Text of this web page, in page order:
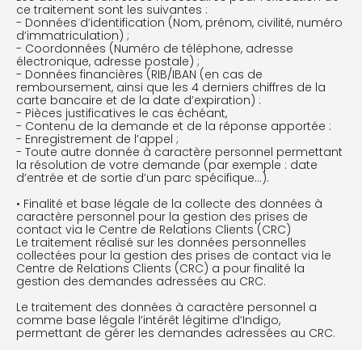
ce traitement sont les suivantes :
- Données d’identification (Nom, prénom, civilité, numéro
d’immatriculation) ;
- Coordonnées (Numéro de téléphone, adresse
électronique, adresse postale) ;
- Données financières (RIB/IBAN (en cas de
remboursement, ainsi que les 4 derniers chiffres de la
carte bancaire et de la date d’expiration) :
- Pièces justificatives le cas échéant,
- Contenu de la demande et de la réponse apportée :
- Enregistrement de l’appel ;
- Toute autre donnée à caractère personnel permettant
la résolution de votre demande (par exemple : date
d’entrée et de sortie d’un parc spécifique…).
• Finalité et base légale de la collecte des données à
caractère personnel pour la gestion des prises de
contact via le Centre de Relations Clients (CRC)
Le traitement réalisé sur les données personnelles
collectées pour la gestion des prises de contact via le
Centre de Relations Clients (CRC) a pour finalité la
gestion des demandes adressées au CRC.
Le traitement des données à caractère personnel a
comme base légale l’intérêt légitime d’Indigo,
permettant de gérer les demandes adressées au CRC.